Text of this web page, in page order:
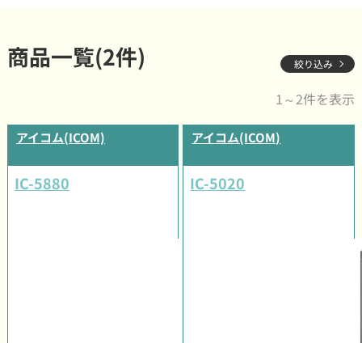
商品一覧(2件) 絞り込み
1～2件を表示
アイコム(ICOM)
IC-5880
アイコム(ICOM)
IC-5020